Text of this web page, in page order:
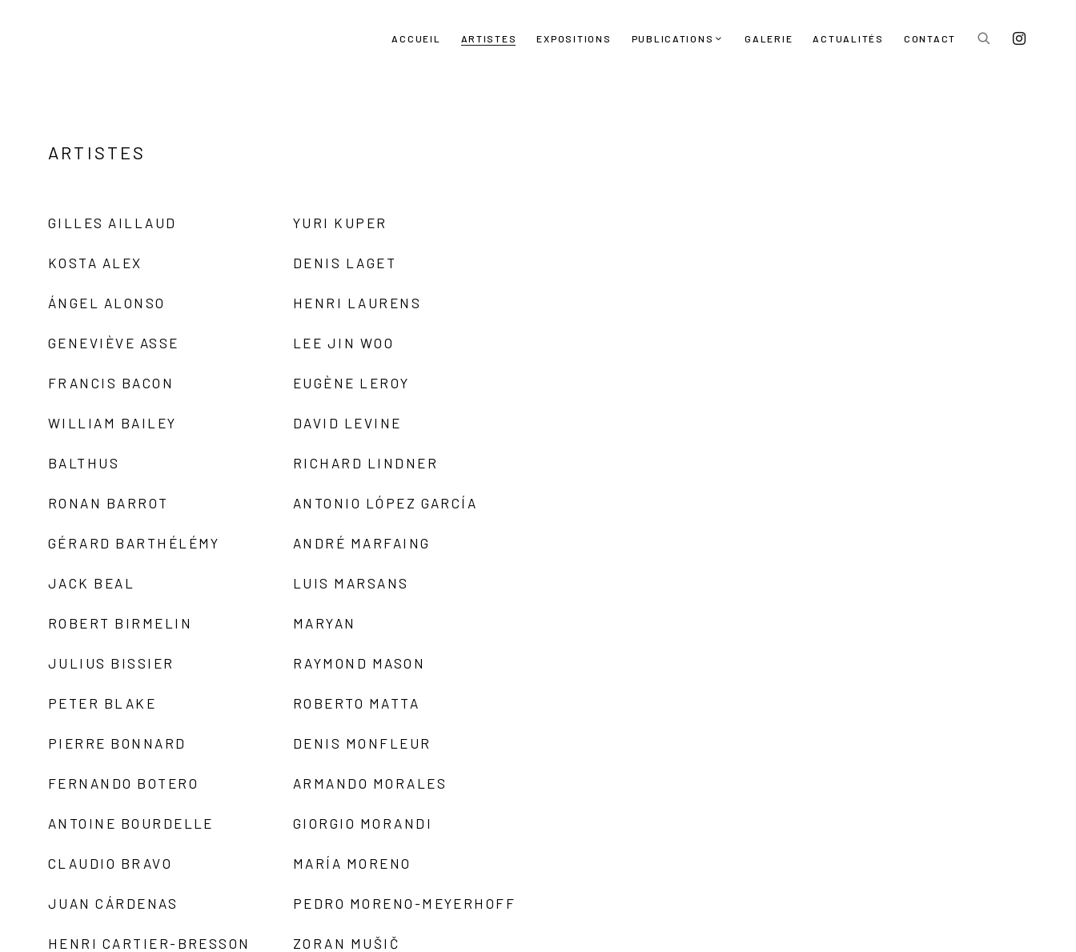
ACCUEIL ARTISTES EXPOSITIONS PUBLICATIONS GALERIE ACTUALITÉS CONTACT
ARTISTES
GILLES AILLAUD
KOSTA ALEX
ÁNGEL ALONSO
GENEVIÈVE ASSE
FRANCIS BACON
WILLIAM BAILEY
BALTHUS
RONAN BARROT
GÉRARD BARTHÉLÉMY
JACK BEAL
ROBERT BIRMELIN
JULIUS BISSIER
PETER BLAKE
PIERRE BONNARD
FERNANDO BOTERO
ANTOINE BOURDELLE
CLAUDIO BRAVO
JUAN CÁRDENAS
HENRI CARTIER-BRESSON
YURI KUPER
DENIS LAGET
HENRI LAURENS
LEE JIN WOO
EUGÈNE LEROY
DAVID LEVINE
RICHARD LINDNER
ANTONIO LÓPEZ GARCÍA
ANDRÉ MARFAING
LUIS MARSANS
MARYAN
RAYMOND MASON
ROBERTO MATTA
DENIS MONFLEUR
ARMANDO MORALES
GIORGIO MORANDI
MARÍA MORENO
PEDRO MORENO-MEYERHOFF
ZORAN MUŠIČ